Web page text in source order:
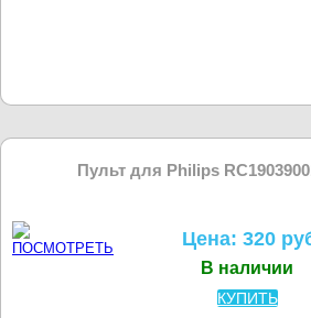
Пульт для Philips
Цена: 320
В наличии
КУПИТЬ